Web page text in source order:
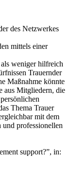
des Netzwerkes
mittels einer
weniger hilfreich
Trauernder
Maßnahme könnte
aus Mitgliedern, die
Thema Trauer
mit dem
professionellen
support?”, in: